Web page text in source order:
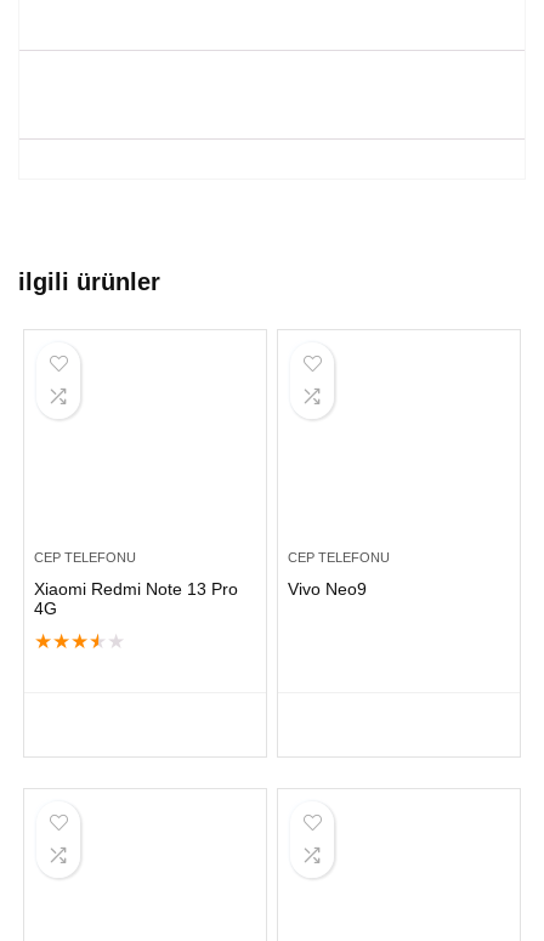
ilgili ürünler
CEP TELEFONU
Xiaomi Redmi Note 13 Pro
4G
★★★★ ★
CEP TELEFONU
Vivo Neo9